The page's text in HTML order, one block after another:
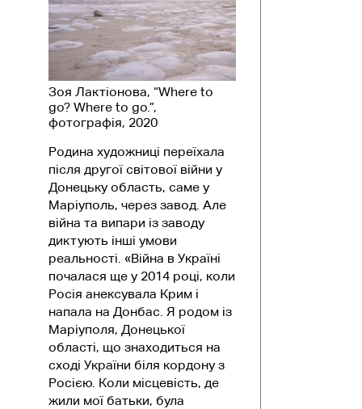
Зоя Лактіонова, “Where to
go? Where to go.”,
фотографія, 2020
Родина художниці переїхала
після другої світової війни у
Донецьку область, саме у
Маріуполь, через завод. Але
війна та випари із заводу
диктують інші умови
реальності. «Війна в Україні
почалася ще у 2014 році, коли
Росія анексувала Крим і
напала на Донбас. Я родом із
Маріуполя, Донецької
області, що знаходиться на
сході України біля кордону з
Росією. Коли місцевість, де
жили мої батьки, була